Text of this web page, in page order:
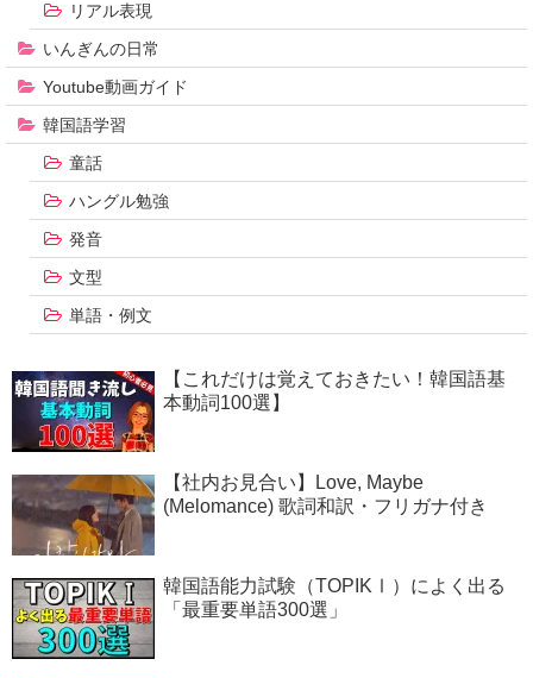
リアル表現
いんぎんの日常
Youtube動画ガイド
韓国語学習
童話
ハングル勉強
発音
文型
単語・例文
【これだけは覚えておきたい！韓国語基
本動詞100選】
【社内お見合い】Love, Maybe
(Melomance) 歌詞和訳・フリガナ付き
韓国語能力試験（TOPIKⅠ）によく出る
「最重要単語300選」